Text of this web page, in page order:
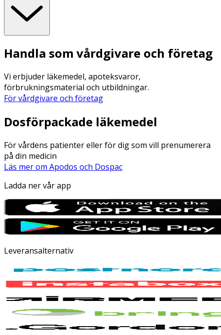
Handla som vårdgivare och företag
Vi erbjuder läkemedel, apoteksvaror,
förbrukningsmaterial och utbildningar.
För vårdgivare och företag
Dosförpackade läkemedel
För vårdens patienter eller för dig som vill prenumerera
på din medicin
Läs mer om Apodos och Dospac
Ladda ner vår app
Leveransalternativ